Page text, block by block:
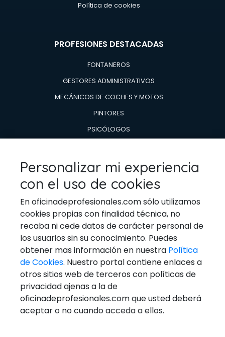
Política de cookies
PROFESIONES DESTACADAS
FONTANEROS
GESTORES ADMINISTRATIVOS
MECÁNICOS DE COCHES Y MOTOS
PINTORES
PSICÓLOGOS
TÉCNICOS EN REPARACIÓN DE
ELECTRODOMESTICOS
VETERINARIOS
Ponerse En Contacto
Email: general@oficinadeprofesionales.com
Redes Sociales
Personalizar mi experiencia
con el uso de cookies
En oficinadeprofesionales.com sólo utilizamos
cookies propias con finalidad técnica, no
recaba ni cede datos de carácter personal de
los usuarios sin su conocimiento. Puedes
obtener mas información en nuestra Política
de Cookies. Nuestro portal contiene enlaces a
otros sitios web de terceros con políticas de
privacidad ajenas a la de
oficinadeprofesionales.com que usted deberá
aceptar o no cuando acceda a ellos.